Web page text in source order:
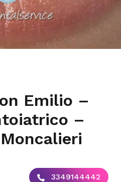
Emilio –
–
3349144442